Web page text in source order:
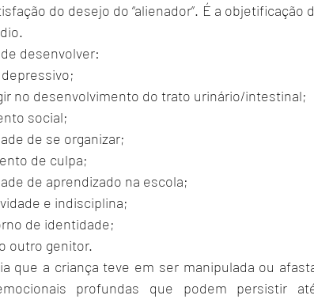
do desejo do “alienador”. É a
desenvolver:
depressivo;
no desenvolvimento do trato urinário/intestinal;
social;
de se organizar;
de culpa;
de aprendizado na escola;
e indisciplina;
de identidade;
outro genitor.
que a criança teve em ser manipulada ou
profundas que podem persistir